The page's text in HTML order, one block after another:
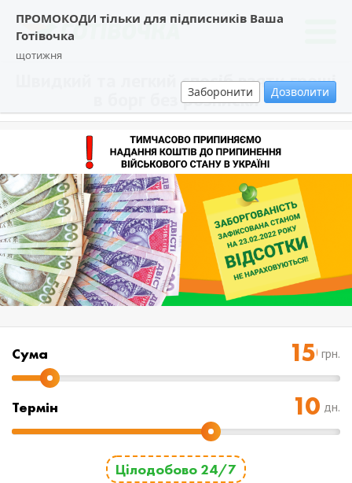
ПРОМОКОДИ тільки для підписників Ваша
Готівочка
щотижня
Заборонити Дозволити
Швидкий та легкий спосіб взяти гроші
в борг без розписки
Cума грн.
Термін дн.
Цілодобово 24/7